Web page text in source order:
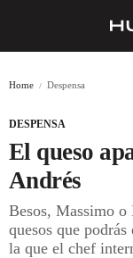
BARRAS Y
DÓNDE COMER
ÍDOLOS DE MESAS
Home Despensa
DESPENSA
El queso
Andrés
Besos, Massimo o
quesos que
la que el chef